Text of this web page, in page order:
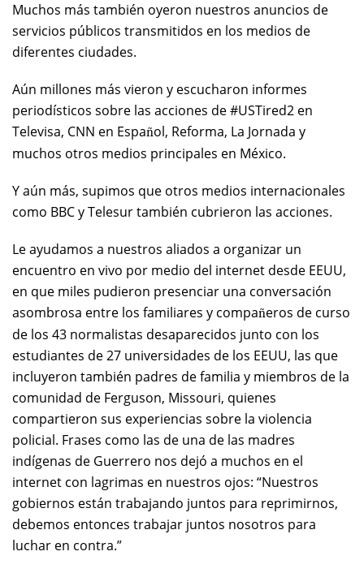
Muchos más también oyeron nuestros anuncios de
servicios públicos transmitidos en los medios de
diferentes ciudades.
Aún millones más vieron y escucharon informes
periodísticos sobre las acciones de #USTired2 en
Televisa, CNN en Español, Reforma, La Jornada y
muchos otros medios principales en México.
Y aún más, supimos que otros medios internacionales
como BBC y Telesur también cubrieron las acciones.
Le ayudamos a nuestros aliados a organizar un
encuentro en vivo por medio del internet desde EEUU,
en que miles pudieron presenciar una conversación
asombrosa entre los familiares y compañeros de curso
de los 43 normalistas desaparecidos junto con los
estudiantes de 27 universidades de los EEUU, las que
incluyeron también padres de familia y miembros de la
comunidad de Ferguson, Missouri, quienes
compartieron sus experiencias sobre la violencia
policial. Frases como las de una de las madres
indígenas de Guerrero nos dejó a muchos en el
internet con lagrimas en nuestros ojos: “Nuestros
gobiernos están trabajando juntos para reprimirnos,
debemos entonces trabajar juntos nosotros para
luchar en contra.”